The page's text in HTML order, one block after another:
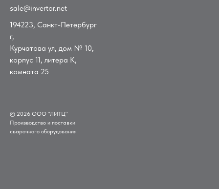
sale@invertor.net
194223, Санкт-Петербург
г,
Курчатова ул, дом № 10,
корпус 11, литера К,
комната 25
© 2026 ООО "ЛИТЦ"
Производство и поставки
сварочного оборудования